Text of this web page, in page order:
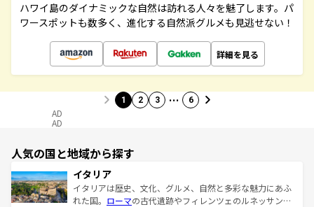
ハワイ島のダイナミックな自然は訪れる人々を魅了します。パ
ワースポットも数多く、進化する自然派グルメも見逃せない！
詳細を見る
1 2 3 … 6
AD
AD
人気の国と地域から探す
イタリア
イタリアは歴史、文化、グルメ、自然と多彩な魅力にあふ
れた国。 ローマの古代遺跡やフィレンツェのルネッサンス